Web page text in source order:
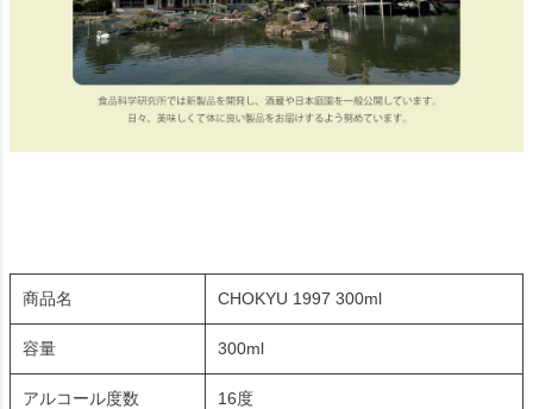
商品名 CHOKYU 1997 300ml
容量 300ml
アルコール度数 16度